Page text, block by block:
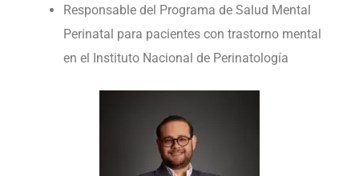
Responsable del Programa de Salud Mental
Perinatal para pacientes con trastorno mental
en el Instituto Nacional de Perinatología